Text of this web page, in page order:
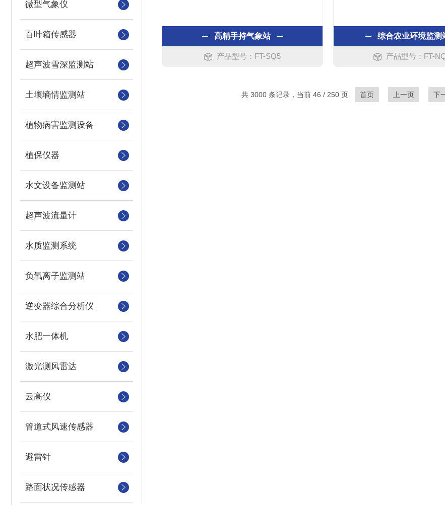
微型气象仪
百叶箱传感器
超声波雪深监测站
土壤墒情监测站
植物病害监测设备
植保仪器
水文设备监测站
超声波流量计
水质监测系统
负氧离子监测站
逆变器综合分析仪
水肥一体机
激光测风雷达
云高仪
管道式风速传感器
避雷针
路面状况传感器
高精手持气象站
产品型号：FT-SQ5
综合农业环境监测
产品型号：FT-
共 3000 条记录，当前 46 / 250 页 首页 上一页 下